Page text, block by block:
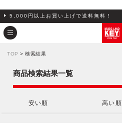
5,000円以上お買い上げで送料無料！
TOP > 検索結果
安い順 高い順
商品検索結果一覧